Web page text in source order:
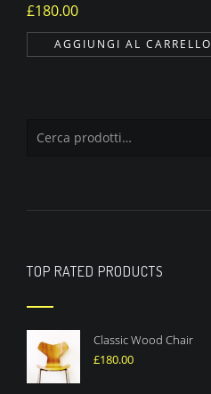
£180.00
AGGIUNGI AL CARRELLO
TOP RATED PRODUCTS
Classic Wood Chair
£180.00